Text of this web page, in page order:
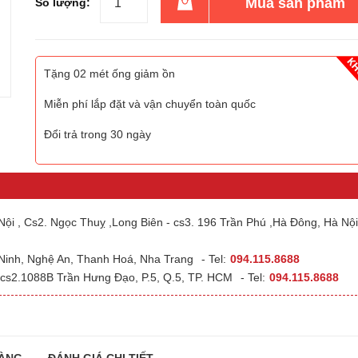
Mua sản phẩm
Tặng 02 mét ống giảm ồn
Miễn phí lắp đặt và vận chuyển toàn quốc
Đổi trả trong 30 ngày
, Cs2. Ngọc Thuỵ ,Long Biên - cs3. 196 Trần Phú ,Hà Đông, Hà Nội
Nghệ An, Thanh Hoá, Nha Trang - Tel: 094.115.8688
Trần Hưng Đạo, P.5, Q.5, TP. HCM
- Tel: 094.115.8688